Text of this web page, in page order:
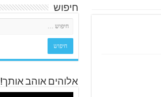
חיפוש
אלוהים אוהב אותך!